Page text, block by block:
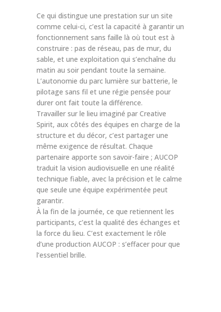
Ce qui distingue une prestation sur un site
comme celui-ci, c’est la capacité à garantir un
fonctionnement sans faille là où tout est à
construire : pas de réseau, pas de mur, du
sable, et une exploitation qui s’enchaîne du
matin au soir pendant toute la semaine.
L’autonomie du parc lumière sur batterie, le
pilotage sans fil et une régie pensée pour
durer ont fait toute la différence.
Travailler sur le lieu imaginé par Creative
Spirit, aux côtés des équipes en charge de la
structure et du décor, c’est partager une
même exigence de résultat. Chaque
partenaire apporte son savoir-faire ; AUCOP
traduit la vision audiovisuelle en une réalité
technique fiable, avec la précision et le calme
que seule une équipe expérimentée peut
garantir.
À la fin de la journée, ce que retiennent les
participants, c’est la qualité des échanges et
la force du lieu. C’est exactement le rôle
d’une production AUCOP : s’effacer pour que
l’essentiel brille.